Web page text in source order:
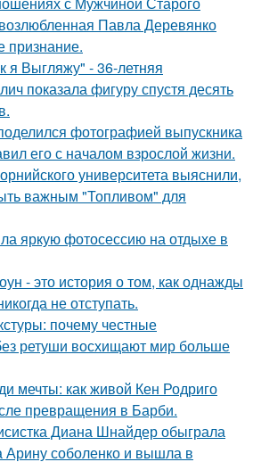
Павла Деревянко
признание.
я Выгляжу" - 36-летняя
показала фигуру спустя десять
фотографией выпускника
его с началом взрослой жизни.
университета выяснили,
важным "Топливом" для
яркую фотосессию на отдыхе в
- это история о том, как однажды
не отступать.
почему честные
ретуши восхищают мир больше
мечты: как живой Кен Родриго
превращения в Барби.
Диана Шнайдер обыграла
Арину соболенко и вышла в